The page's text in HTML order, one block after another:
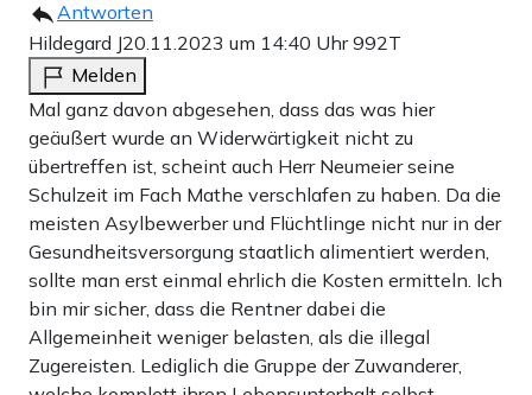
Antworten
Hildegard J20.11.2023 um 14:40 Uhr992T
Melden
Mal ganz davon abgesehen, dass das was hier
geäußert wurde an Widerwärtigkeit nicht zu
übertreffen ist, scheint auch Herr Neumeier seine
Schulzeit im Fach Mathe verschlafen zu haben. Da die
meisten Asylbewerber und Flüchtlinge nicht nur in der
Gesundheitsversorgung staatlich alimentiert werden,
sollte man erst einmal ehrlich die Kosten ermitteln. Ich
bin mir sicher, dass die Rentner dabei die
Allgemeinheit weniger belasten, als die illegal
Zugereisten. Lediglich die Gruppe der Zuwanderer,